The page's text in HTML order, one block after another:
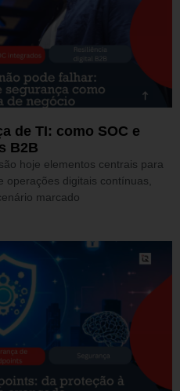
de TI: como SOC e
B2B
hoje elementos centrais para
operações digitais contínuas,
marcado